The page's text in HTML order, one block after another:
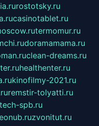
rostotsky.ru
casinotablet.ru
termomur.ru
doramamama.ru
clean-dreams.ru
healthenter.ru
kinofilmy-2021.ru
remstir-tolyatti.ru
spb.ru
zvonitut.ru